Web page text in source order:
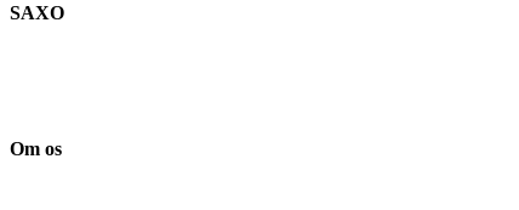
SAXO
Om os